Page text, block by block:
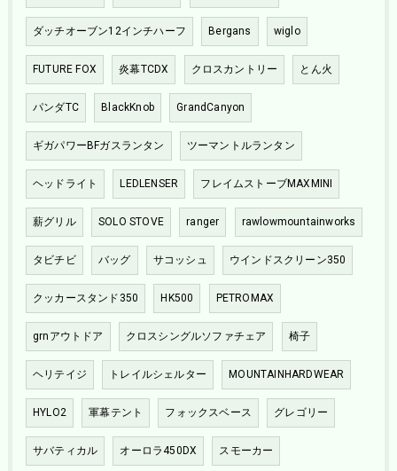
ダッチオーブン12インチハーフ Bergans wiglo
FUTURE FOX 炎幕TCDX クロスカントリー とん火
パンダTC BlackKnob GrandCanyon
ギガパワーBFガスランタン ツーマントルランタン
ヘッドライト LEDLENSER フレイムストーブMAXMINI
薪グリル SOLO STOVE ranger rawlowmountainworks
タビチビ バッグ サコッシュ ウインドスクリーン350
クッカースタンド350 HK500 PETROMAX
grnアウトドア クロスシングルソファチェア 椅子
ヘリテイジ トレイルシェルター MOUNTAINHARDWEAR
HYLO2 軍幕テント フォックスベース グレゴリー
サバティカル オーロラ450DX スモーカー